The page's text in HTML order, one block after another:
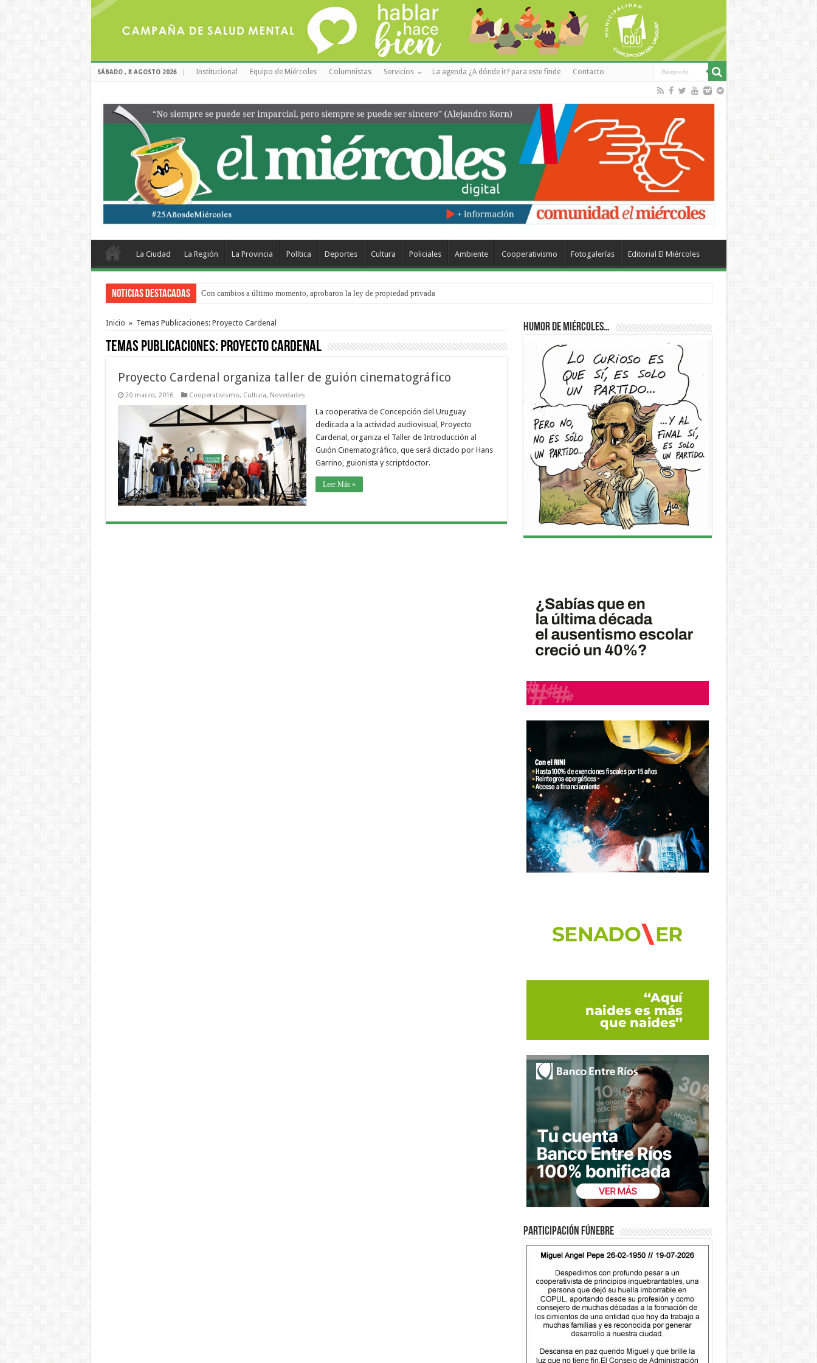
SÁBADO , 8 AGOSTO 2026 Institucional Equipo de Miércoles Columnistas Servicios La agenda ¿A dónde ir? para este finde Contacto
La Ciudad La Región La Provincia Política Deportes Cultura Policiales Ambiente Cooperativismo Fotogalerías Editorial El Miércoles
Noticias Destacadas Con cambios a último momento, aprobaron la ley de propiedad privada
Adopción en Entre Ríos: el 35% de los 90 niños, niñas y adolescentes que esperan una familia tiene CUD
Inicio » Temas Publicaciones: Proyecto Cardenal
Temas Publicaciones: Proyecto Cardenal
Proyecto Cardenal organiza taller de guión cinematográfico
20 marzo, 2016 Cooperativismo, Cultura, Novedades
La cooperativa de Concepción del Uruguay
dedicada a la actividad audiovisual, Proyecto
Cardenal, organiza el Taller de Introducción al
Guión Cinematográfico, que será dictado por Hans
Garrino, guionista y scriptdoctor.
Leer Más »
Humor de Miércoles…
Participación fúnebre